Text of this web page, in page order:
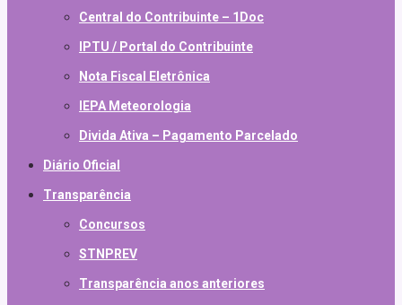
Central do Contribuinte – 1Doc
IPTU / Portal do Contribuinte
Nota Fiscal Eletrônica
IEPA Meteorologia
Divida Ativa – Pagamento Parcelado
Diário Oficial
Transparência
Concursos
STNPREV
Transparência anos anteriores